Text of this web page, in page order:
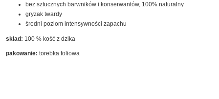
bez sztucznych barwników i konserwantów, 100% naturalny
gryzak twardy
średni poziom intensywności zapachu
skład: 100 % kość z dzika
pakowanie: torebka foliowa